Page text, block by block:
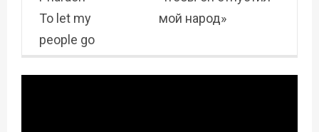
To let my
people go
мой народ»